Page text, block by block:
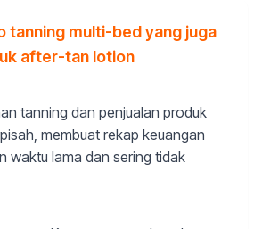
tanning multi-bed yang juga
after-tan lotion
tanning dan penjualan produk
membuat rekap keuangan
waktu lama dan sering tidak